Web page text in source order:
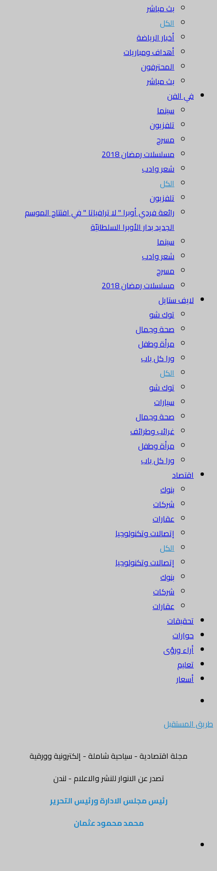
بث مباشر
أخبار الرياضة
أهداف ومباريات
المحترفون
بث مباشر
الفن
سينما
تلفزيون
مسرح
مسلسلات رمضان 2018
شعر وادب
تلفزيون
رائعة فردي أوبرا " لا ترافياتا " في افتتاح الموسم
الجديد بدار الأوبرا السلطانيّة
سينما
شعر وادب
مسرح
مسلسلات رمضان 2018
ستايل
توك شو
صحة وجمال
مرأة وطفل
ورا كل باب
توك شو
سيارات
صحة وجمال
غرائب وطرائف
مرأة وطفل
ورا كل باب
شركات
عقارات
إتصالات وتكنولوجيا
إتصالات وتكنولوجيا
شركات
عقارات
ورؤى
مجلة اقتصادية - سياحية شاملة - إلكترونية وورقية
تصدر عن الانوار للنشر والاعلام - لندن
رئيس مجلس الادارة ورئيس التحرير
محمد محمود عثمان